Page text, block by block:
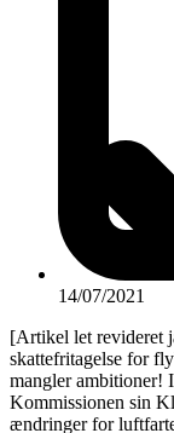
14/07/2021
[Artikel let revideret
skattefritagelse for
mangler ambitioner!
Kommissionen sin
ændringer for